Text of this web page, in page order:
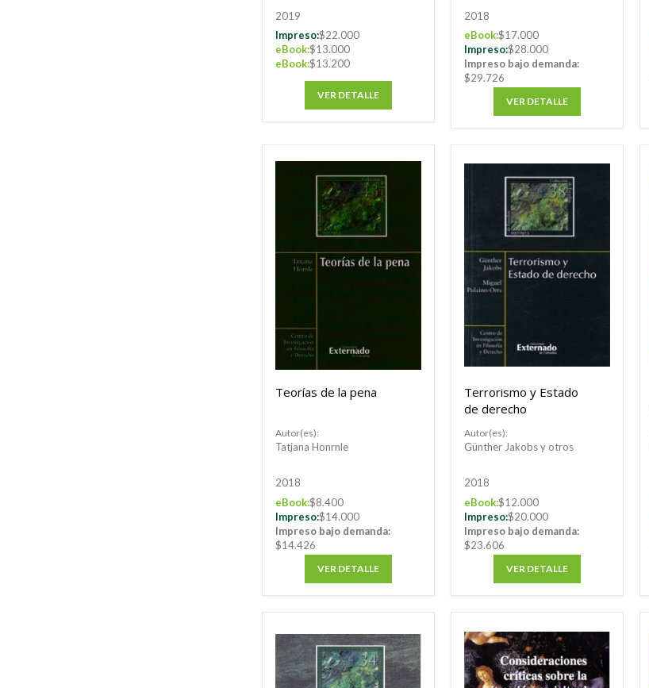
2019
Impreso:$22.000
eBook:$13.000
eBook:$13.200
VER DETALLE
2018
eBook:$17.000
Impreso:$28.000
Impreso bajo demanda:
$29.726
VER DETALLE
Teorías de la pena
Autor(es):
Tatjana Honrnle
2018
eBook:$8.400
Impreso:$14.000
Impreso bajo demanda:
$14.426
VER DETALLE
Terrorismo y Estado
de derecho
Autor(es):
Günther Jakobs y otros
2018
eBook:$12.000
Impreso:$20.000
Impreso bajo demanda:
$23.606
VER DETALLE